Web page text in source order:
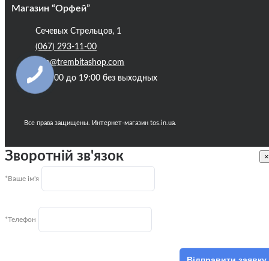
Магазин “Орфей”
Сечевых Стрельцов, 1
(067) 293-11-00
info@trembitashop.com
с 10:00 до 19:00 без выходных
Все права защищены. Интернет-магазин tos.in.ua.
Зворотній зв'язок ×
*Ваше ім'я
*Телефон